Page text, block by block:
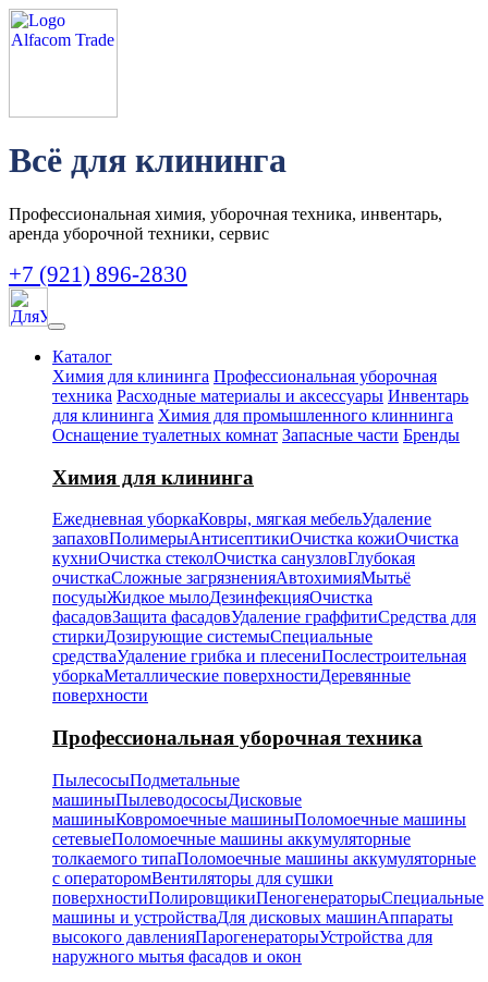
Всё для клининга
Профессиональная химия, уборочная техника, инвентарь,
аренда уборочной техники, сервис
+7 (921) 896-2830
Каталог
Химия для клининга Профессиональная уборочная
техника Расходные материалы и аксессуары Инвентарь
для клининга Химия для промышленного клиннинга
Оснащение туалетных комнат Запасные части Бренды
Химия для клининга
Ежедневная уборкаКовры, мягкая мебельУдаление
запаховПолимерыАнтисептикиОчистка кожиОчистка
кухниОчистка стеколОчистка санузловГлубокая
очисткаСложные загрязненияАвтохимияМытьё
посудыЖидкое мылоДезинфекцияОчистка
фасадовЗащита фасадовУдаление граффитиСредства для
стиркиДозирующие системыСпециальные
средстваУдаление грибка и плесениПослестроительная
уборкаМеталлические поверхностиДеревянные
поверхности
Профессиональная уборочная техника
ПылесосыПодметальные
машиныПылеводососыДисковые
машиныКовромоечные машиныПоломоечные машины
сетевыеПоломоечные машины аккумуляторные
толкаемого типаПоломоечные машины аккумуляторные
с операторомВентиляторы для сушки
поверхностиПолировщикиПеногенераторыСпециальные
машины и устройстваДля дисковых машинАппараты
высокого давленияПарогенераторыУстройства для
наружного мытья фасадов и окон